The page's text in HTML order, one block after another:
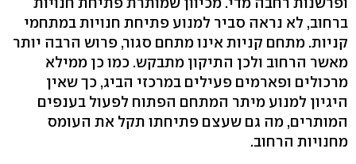
ברחוב, לא נראה סביר למנוע פתיחת חנויות במתחמי
קניות. מתחם קניות אינו מתחם סגור, פרוש הרבה יותר
מאשר הרחוב ולכן התיקון מתבקש. כמו כן ממילא
מרכולים ופארמים פעילים במרכזי הביג, כך שאין
היגיון למנוע מיתר המתחם הפתוח לפעול בענפים
המותרים, מה גם שעצם פתיחתו תקל את העומס
מחנויות הרחוב.